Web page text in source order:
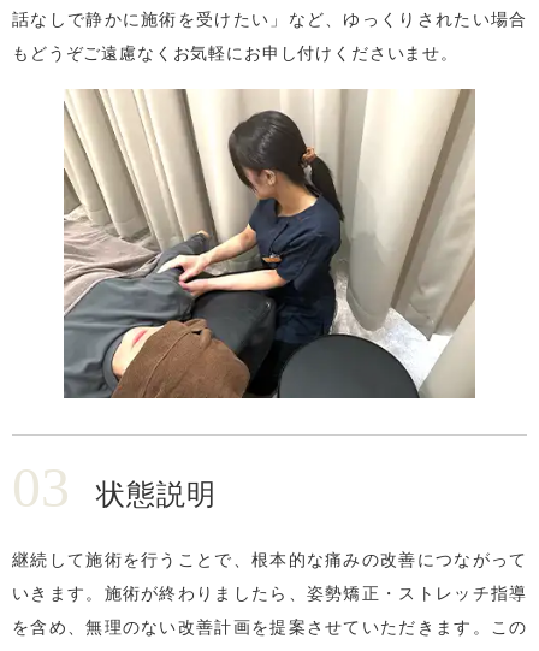
話なしで静かに施術を受けたい」など、ゆっくりされたい場合
もどうぞご遠慮なくお気軽にお申し付けくださいませ。
03 状態説明
継続して施術を行うことで、根本的な痛みの改善につながって
いきます。施術が終わりましたら、姿勢矯正・ストレッチ指導
を含め、無理のない改善計画を提案させていただきます。この